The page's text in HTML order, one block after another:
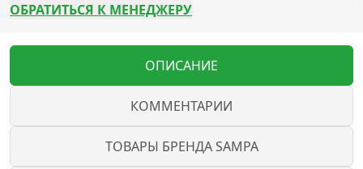
ОБРАТИТЬСЯ К МЕНЕДЖЕРУ
ОПИСАНИЕ
КОММЕНТАРИИ
ТОВАРЫ БРЕНДА SAMPA